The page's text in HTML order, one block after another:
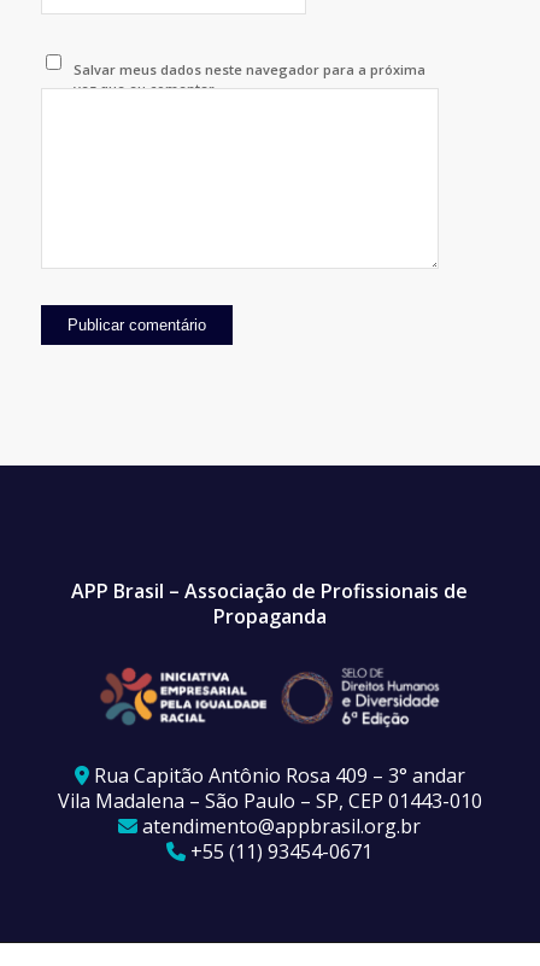
Salvar meus dados neste navegador para a próxima
vez que eu comentar.
APP Brasil – Associação de Profissionais de
Propaganda
Rua Capitão Antônio Rosa 409 – 3° andar
Vila Madalena – São Paulo – SP, CEP 01443-010
atendimento@appbrasil.org.br
+55 (11) 93454-0671